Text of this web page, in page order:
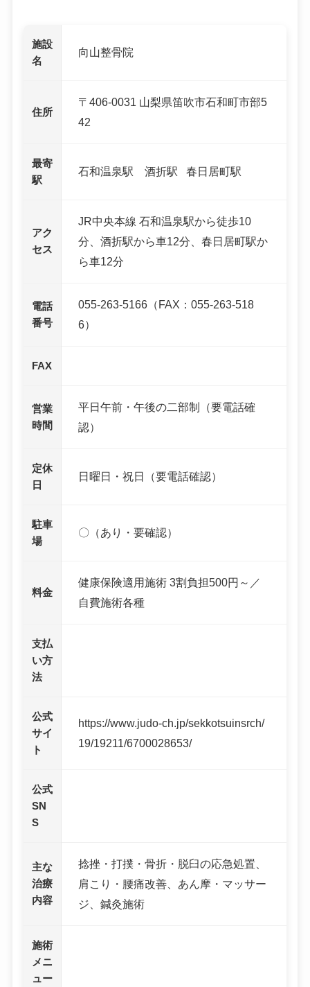
施設
名
向山整骨院
住所
〒406-0031 山梨県笛吹市石和町市部5
42
最寄
駅
石和温泉駅 酒折駅 春日居町駅
アク
セス
JR中央本線 石和温泉駅から徒歩10
分、酒折駅から車12分、春日居町駅か
ら車12分
電話
番号
055-263-5166（FAX：055-263-518
6）
FAX
営業
時間
平日午前・午後の二部制（要電話確
認）
定休
日
日曜日・祝日（要電話確認）
駐車
場
〇（あり・要確認）
料金
健康保険適用施術 3割負担500円～／
自費施術各種
支払
い方
法
公式
サイ
ト
https://www.judo-ch.jp/sekkotsuinsrch/
19/19211/6700028653/
公式
SN
S
主な
治療
内容
捻挫・打撲・骨折・脱臼の応急処置、
肩こり・腰痛改善、あん摩・マッサー
ジ、鍼灸施術
施術
メニ
ュー